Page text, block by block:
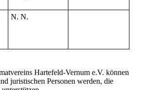
N. N.
Hartefeld-Vernum e.V. können
juristischen Personen werden, die